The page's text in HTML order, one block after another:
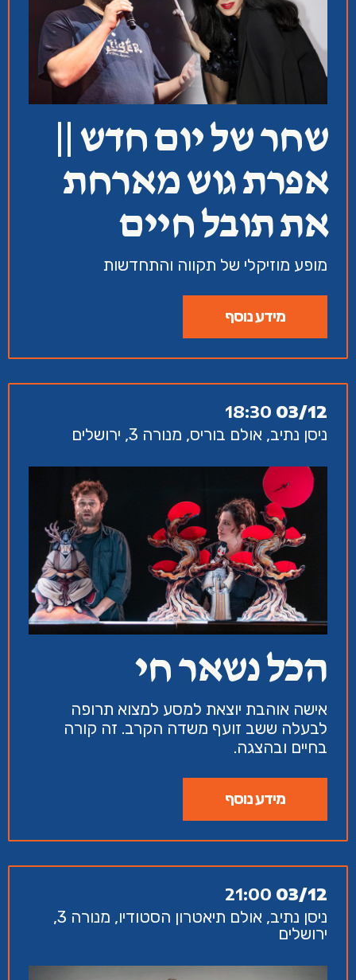
שחר של יום חדש ||
אפרת גוש מארחת
את תובל חיים
מופע מוזיקלי של תקווה והתחדשות
מידע נוסף
03/12
18:30
ניסן נתיב, אולם בוריס, מנורה 3, ירושלים
הכל נשאר חי
אישה אוהבת יוצאת למסע למצוא תרופה
לבעלה ששב זועף משדה הקרב. זה קורה
בחיים ובהצגה.
מידע נוסף
03/12
21:00
ניסן נתיב, אולם תיאטרון הסטודיו, מנורה 3,
ירושלים